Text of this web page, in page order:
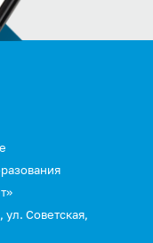
ул. Советская,